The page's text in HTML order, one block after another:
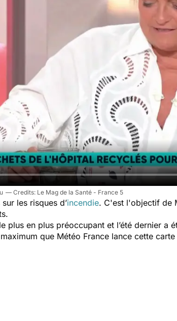
Le Mag de la Santé - France 5
les risques d’incendie. C'est l'objectif de
plus en plus préoccupant et l’été dernier a
que Météo France lance cette